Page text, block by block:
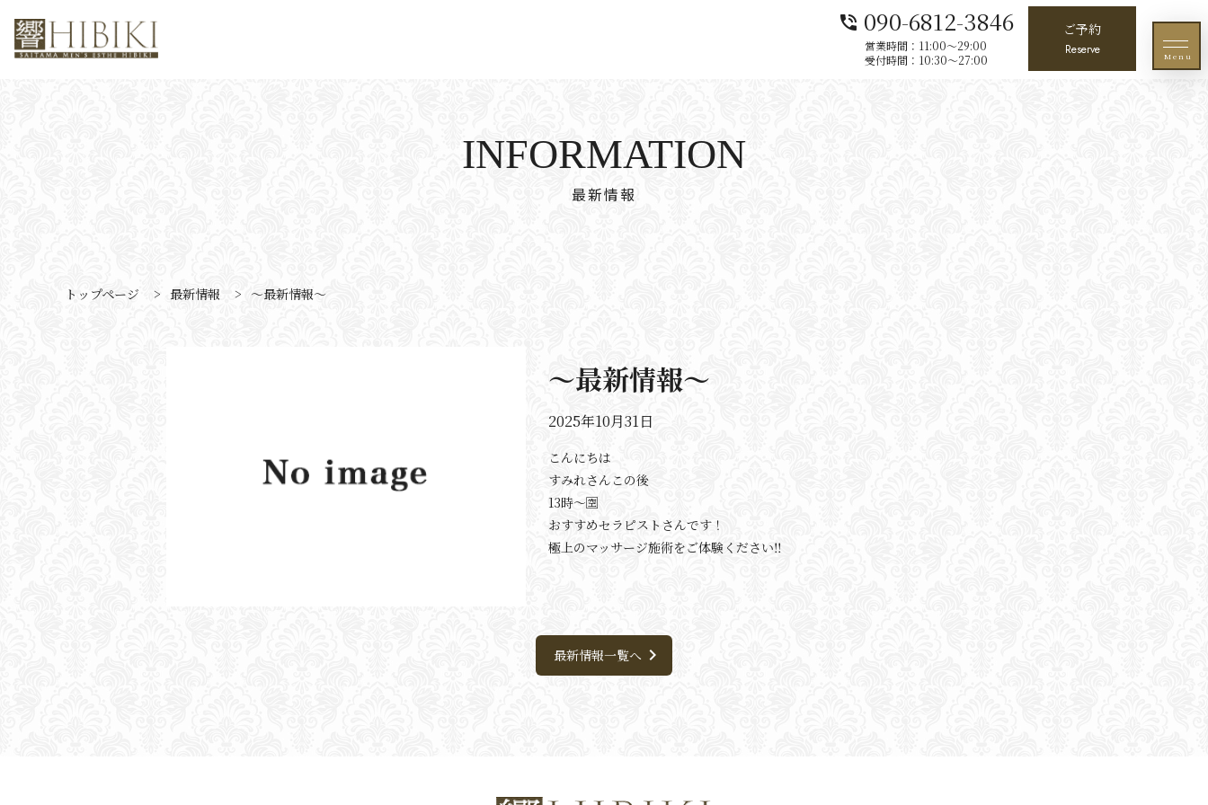
phone_in_talk 090-6812-3846
営業時間：11:00〜29:00
受付時間：10:30〜27:00
ご予約
Reserve Menu
最新情報
INFORMATION
トップページ > 最新情報 > 〜最新情報〜
〜最新情報〜
2025年10月31日
こんにちは
すみれさんこの後
13時〜🈳
おすすめセラピストさんです！
極上のマッサージ施術をご体験ください‼️
最新情報一覧へ chevron_right